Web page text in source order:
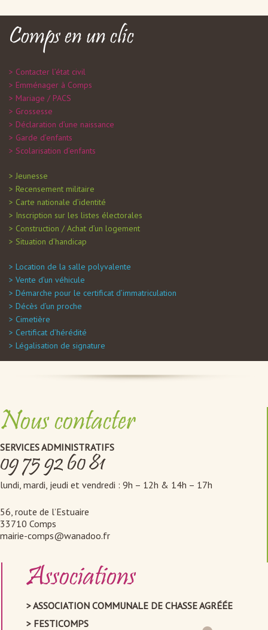
Comps en un clic
Contacter l’état civil
Emménager à Comps
Mariage / PACS
Grossesse
Déclaration d’une naissance
Garde d’enfants
Scolarisation d’enfants
Jeunesse
Recensement militaire
Carte nationale d’identité
Inscription sur les listes électorales
Construction / Achat d’un logement
Situation d’handicap
Location de la salle polyvalente
Vente d’un véhicule
Démarche pour le certificat d’immatriculation
Décès d’un proche
Cimetière
Certificat d’hérédité
Légalisation de signature
Nous contacter
SERVICES ADMINISTRATIFS
09 75 92 60 81
lundi, mardi, jeudi et vendredi : 9h – 12h & 14h – 17h
56, route de l’Estuaire
33710 Comps
mairie-comps@wanadoo.fr
Associations
ASSOCIATION COMMUNALE DE CHASSE AGRÉÉE
FESTICOMPS